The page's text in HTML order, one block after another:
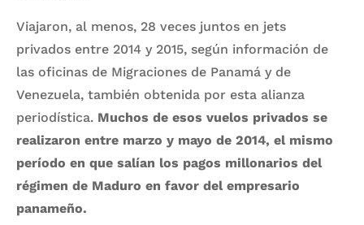
Viajaron, al menos, 28 veces juntos en jets
privados entre 2014 y 2015, según información de
las oficinas de Migraciones de Panamá y de
Venezuela, también obtenida por esta alianza
periodística. Muchos de esos vuelos privados se
realizaron entre marzo y mayo de 2014, el mismo
período en que salían los pagos millonarios del
régimen de Maduro en favor del empresario
panameño.